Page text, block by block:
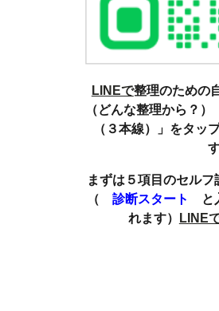
LINEで整理のための
（どんな整理から？
（３本線）」をタッ
まずは５項目のセル
（診断スタート
と
れます）
LINE